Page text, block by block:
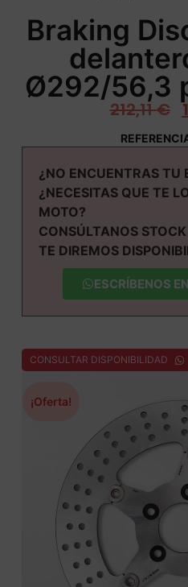
Braking
Ø292/56,3
212,11€
¿NO ENCUENTRAS TU
¿NECESITAS QUE TE
MOTO?
CONSÚLTANOS
TE DIREMOS
ESCRÍBENOS
CONSULTAR DISPONIBILIDAD
¡Oferta!